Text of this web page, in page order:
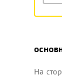
На